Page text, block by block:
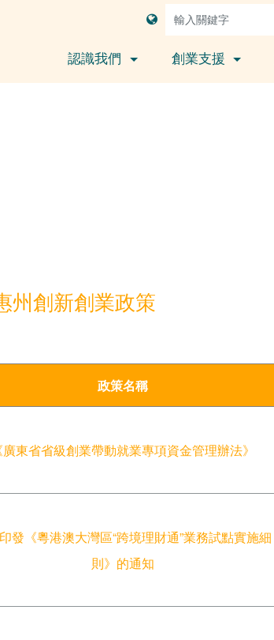
認識我們 創業支援
州創新創業政策
政策名稱
廣東省省級創業帶動就業專項資金管理辦法》
發《粵港澳大灣區“跨境理財通”業務試點實施細
則》的通知